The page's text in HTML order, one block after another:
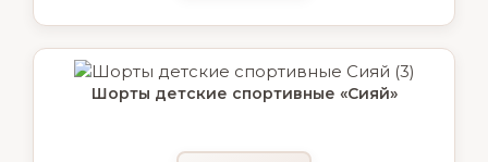
Шорты детские спортивные «Сияй»